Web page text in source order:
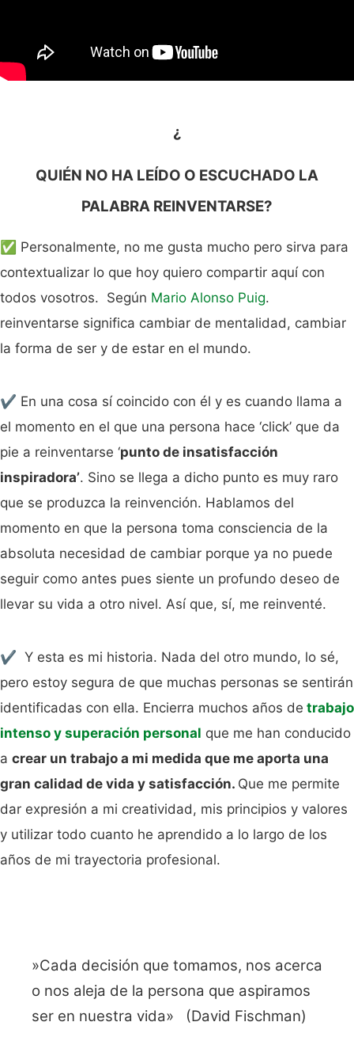
¿
QUIÉN NO HA LEÍDO O ESCUCHADO LA
PALABRA REINVENTARSE?
✅ Personalmente, no me gusta mucho pero sirva para
contextualizar lo que hoy quiero compartir aquí con
todos vosotros. Según Mario Alonso Puig.
reinventarse significa cambiar de mentalidad, cambiar
la forma de ser y de estar en el mundo.
✔️ En una cosa sí coincido con él y es cuando llama a
el momento en el que una persona hace ‘click’ que da
pie a reinventarse ‘punto de insatisfacción
inspiradora’. Sino se llega a dicho punto es muy raro
que se produzca la reinvención. Hablamos del
momento en que la persona toma consciencia de la
absoluta necesidad de cambiar porque ya no puede
seguir como antes pues siente un profundo deseo de
llevar su vida a otro nivel. Así que, sí, me reinventé.
✔️ Y esta es mi historia. Nada del otro mundo, lo sé,
pero estoy segura de que muchas personas se sentirán
identificadas con ella. Encierra muchos años de trabajo
intenso y superación personal que me han conducido
a crear un trabajo a mi medida que me aporta una
gran calidad de vida y satisfacción. Que me permite
dar expresión a mi creatividad, mis principios y valores
y utilizar todo cuanto he aprendido a lo largo de los
años de mi trayectoria profesional.
»Cada decisión que tomamos, nos acerca
o nos aleja de la persona que aspiramos
ser en nuestra vida» (David Fischman)